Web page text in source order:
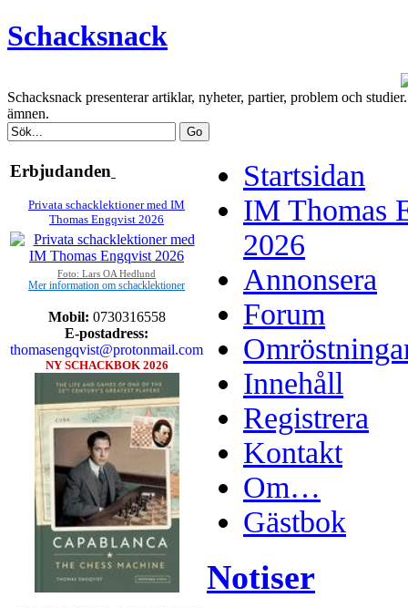
Schacksnack
Schacksnack presenterar artiklar, nyheter, partier, problem och
ämnen.
Erbjudanden
Privata schacklektioner med IM
Thomas Engqvist 2026
Foto: Lars OA Hedlund
Mer information om schacklektioner
Mobil: 0730316558
E-postadress:
thomasengqvist@protonmail.com
NY SCHACKBOK 2026
Startsidan
IM Thomas
2026
Annonsera
Forum
Innehåll
Registrera
Kontakt
Om…
Gästbok
Notiser